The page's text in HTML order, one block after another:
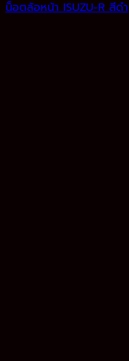
น็อตล้อหน้า ISUZU-R สีดำ